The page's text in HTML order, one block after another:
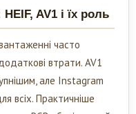
AV1 і їх роль
часто
втрати. AV1
але Instagram
всіх. Практичніше